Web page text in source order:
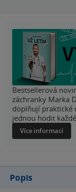
Bestsellerová
záchranky Marka
doplňují praktické
jednou hodit
Více informací
Popis